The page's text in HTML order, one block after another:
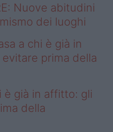
Nuove abitudini
dei luoghi
a chi è già in
prima della
è già in affitto: gli
della